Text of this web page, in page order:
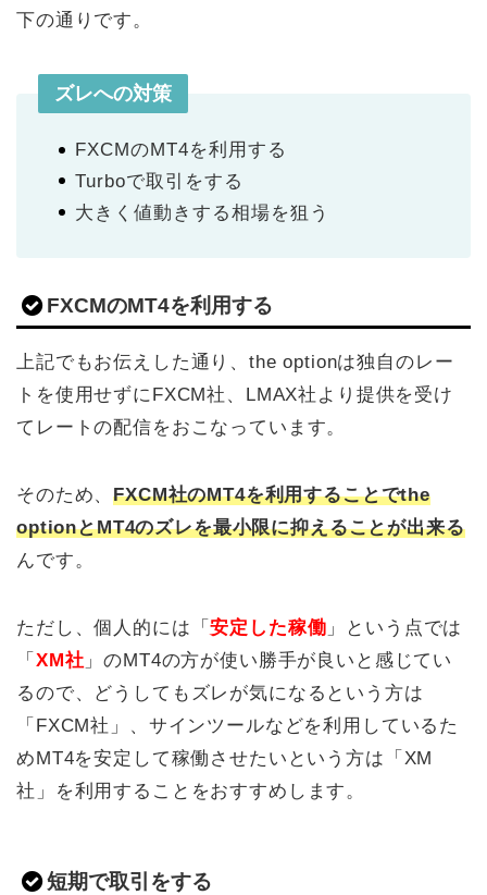
下の通りです。
ズレへの対策
FXCMのMT4を利用する
Turboで取引をする
大きく値動きする相場を狙う
FXCMのMT4を利用する
上記でもお伝えした通り、the optionは独自のレー
トを使用せずにFXCM社、LMAX社より提供を受け
てレートの配信をおこなっています。
そのため、FXCM社のMT4を利用することでthe
optionとMT4のズレを最小限に抑えることが出来る
んです。
ただし、個人的には「安定した稼働 」という点では
「 XM社 」のMT4の方が使い勝手が良いと感じてい
るので、どうしてもズレが気になるという方は
「FXCM社」、サインツールなどを利用しているた
めMT4を安定して稼働させたいという方は「XM
社」を利用することをおすすめします。
短期で取引をする